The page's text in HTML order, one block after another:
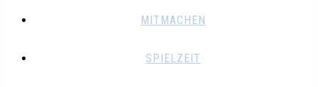
MITMACHEN
SPIELZEIT